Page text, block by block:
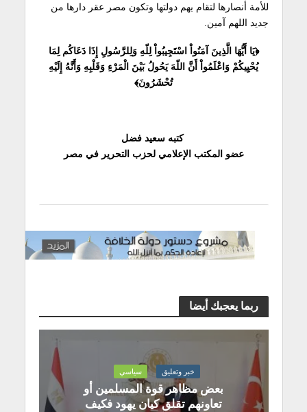
للأمة أنصارها لتقام بهم دولتها وتكون مصر عقر دارها من
جديد اللهم آمين.
﴿يَا أَيُّهَا الَّذِينَ آمَنُواْ اسْتَجِيبُواْ لِلّهِ وَلِلرَّسُولِ إِذَا دَعَاكُم لِمَا
يُحْيِيكُمْ وَاعْلَمُواْ أَنَّ اللّهَ يَحُولُ بَيْنَ الْمَرْءِ وَقَلْبِهِ وَأَنَّهُ إِلَيْهِ
تُحْشَرُونَ﴾
كتبه سعيد فضل
عضو المكتب الإعلامي لحزب التحرير في مصر
ربما يعجبك أيضا
خبر وتعليق سياسي
بعض مظاهر قوة المسلمين أو
تعاونهم تقلق كيان يهود فكيف